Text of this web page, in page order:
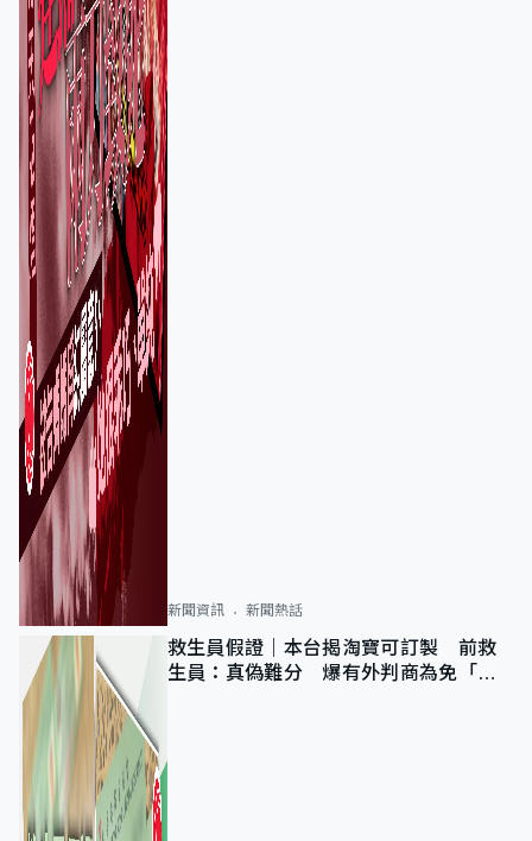
新聞資訊 新聞熱話
救生員假證｜本台揭淘寶可訂製 前救
生員：真偽難分 爆有外判商為免「封